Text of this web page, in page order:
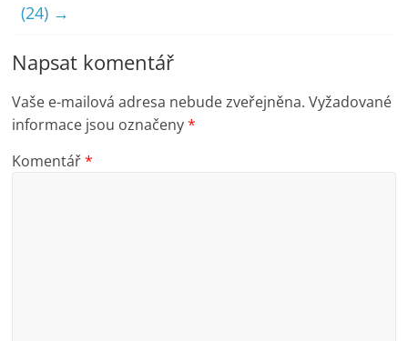
(24) →
Napsat komentář
Vaše e-mailová adresa nebude zveřejněna. Vyžadované
informace jsou označeny*
Komentář*